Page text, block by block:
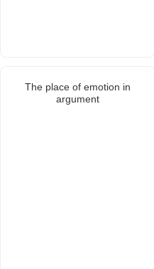
The place of emotion in
argument